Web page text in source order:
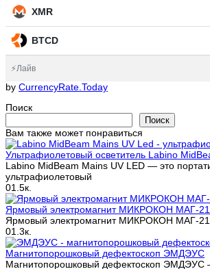
XMR
BTCD
⚡Лайв
by CurrencyRate.Today
Поиск
Поиск
Вам также может понравиться
Ультрафиолетовый осветитель Labino
Labino MidBeam Mains UV LED — это
ультрафиолетовый
01.5к.
Ярмовый электромагнит МИКРОКОН МАГ-
Ярмовый электромагнит МИКРОКОН МАГ-
01.3к.
Магнитопорошковый дефектоскоп ЭМДЭУС
Магнитопорошковый дефектоскоп ЭМДЭУС